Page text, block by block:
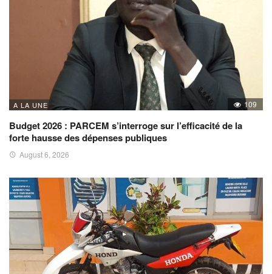
A LA UNE 109
Budget 2026 : PARCEM s’interroge sur l’efficacité de la
forte hausse des dépenses publiques
August 6, 2026